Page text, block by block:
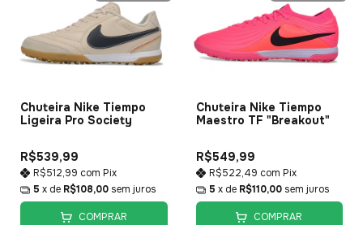
Chuteira Nike Tiempo
Ligeira Pro Society
R$539,99
R$512,99 com Pix
5 x de R$108,00 sem juros
COMPRAR
Chuteira Nike Tiempo
Maestro TF "Breakout"
R$549,99
R$522,49 com Pix
5 x de R$110,00 sem juros
COMPRAR